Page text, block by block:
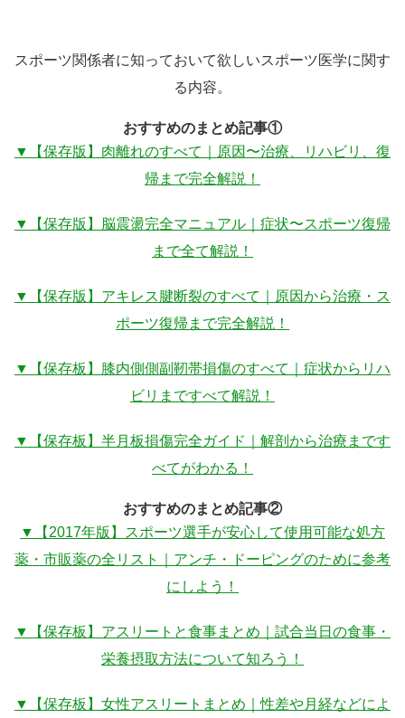
スポーツ関係者に知っておいて欲しいスポーツ医学に関す
る内容。
おすすめのまとめ記事①
▼【保存版】肉離れのすべて｜原因〜治療、リハビリ、復
帰まで完全解説！
▼【保存版】脳震盪完全マニュアル｜症状〜スポーツ復帰
まで全て解説！
▼【保存版】アキレス腱断裂のすべて｜原因から治療・ス
ポーツ復帰まで完全解説！
▼【保存板】膝内側側副靭帯損傷のすべて｜症状からリハ
ビリまですべて解説！
▼【保存板】半月板損傷完全ガイド｜解剖から治療まです
べてがわかる！
おすすめのまとめ記事②
▼【2017年版】スポーツ選手が安心して使用可能な処方
薬・市販薬の全リスト｜アンチ・ドーピングのために参考
にしよう！
▼【保存板】アスリートと食事まとめ｜試合当日の食事・
栄養摂取方法について知ろう！
▼【保存板】女性アスリートまとめ｜性差や月経などによ